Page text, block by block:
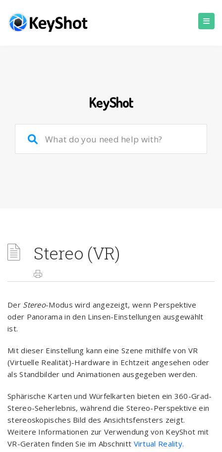
KeyShot
Stereo (VR)
Der Stereo-Modus wird angezeigt, wenn Perspektive
oder Panorama in den Linsen-Einstellungen ausgewählt
ist.
Mit dieser Einstellung kann eine Szene mithilfe von VR
(Virtuelle Realität)-Hardware in Echtzeit angesehen oder
als Standbilder und Animationen ausgegeben werden.
Sphärische Karten und Würfelkarten bieten ein 360-Grad-
Stereo-Seherlebnis, während die Stereo-Perspektive ein
stereoskopisches Bild des Ansichtsfensters zeigt.
Weitere Informationen zur Verwendung von KeyShot mit
VR-Geräten finden Sie im Abschnitt Virtual Reality.